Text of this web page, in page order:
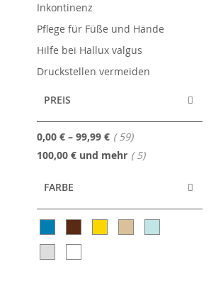
Inkontinenz
Pflege für Füße und Hände
Hilfe bei Hallux valgus
Druckstellen vermeiden
PREIS
0,00 € – 99,99 € 59Artikel
100,00 € und mehr 5Artikel
FARBE